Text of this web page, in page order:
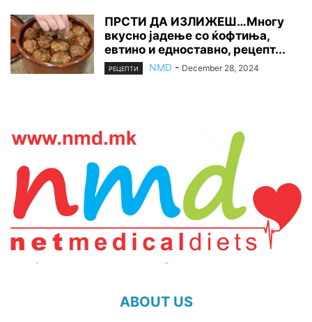
ПРСТИ ДА ИЗЛИЖЕШ…Многу
вкусно јадење со ќофтиња,
евтино и едноставно, рецепт...
РЕЦЕПТИ NMD - December 28, 2024
ABOUT US